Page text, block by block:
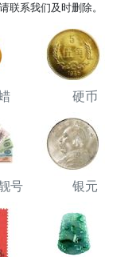
联系我们及时删除。
硬币
号 银元